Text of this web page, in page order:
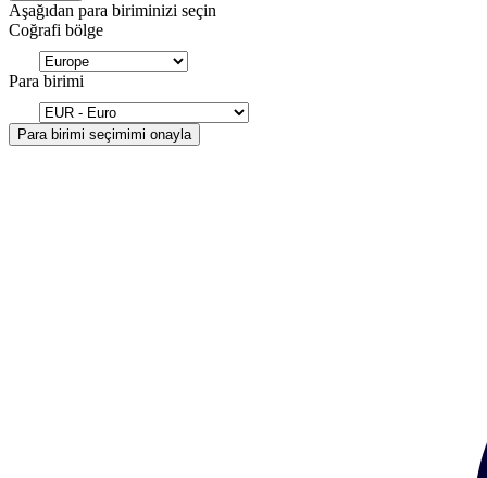
Aşağıdan para biriminizi seçin
Coğrafi bölge
Para birimi
Para birimi seçimimi onayla